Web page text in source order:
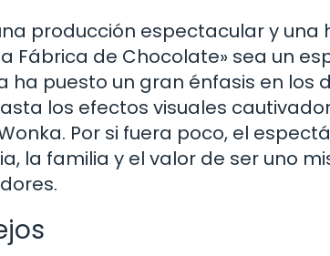
producción espectacular y una
Fábrica de Chocolate» sea un
ha puesto un gran énfasis en los
los efectos visuales
Por si fuera poco, el
la familia y el valor de ser uno